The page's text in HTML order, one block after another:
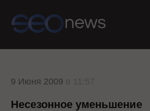
9 Июня 2009
Несезонное уменьшение